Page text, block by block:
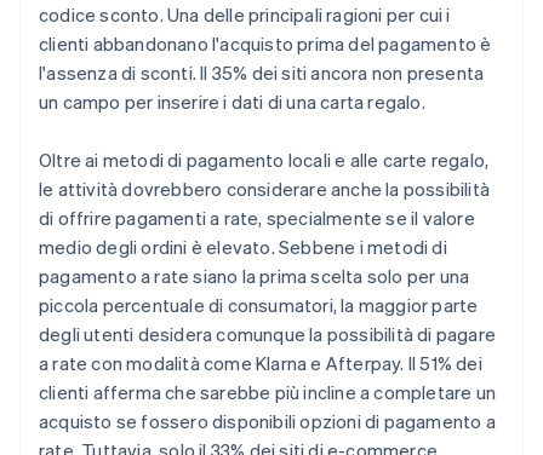
codice sconto. Una delle principali ragioni per cui i
clienti abbandonano l'acquisto prima del pagamento è
l'assenza di sconti. Il 35% dei siti ancora non presenta
un campo per inserire i dati di una carta regalo.
Oltre ai metodi di pagamento locali e alle carte regalo,
le attività dovrebbero considerare anche la possibilità
di offrire pagamenti a rate, specialmente se il valore
medio degli ordini è elevato. Sebbene i metodi di
pagamento a rate siano la prima scelta solo per una
piccola percentuale di consumatori, la maggior parte
degli utenti desidera comunque la possibilità di pagare
a rate con modalità come Klarna e Afterpay. Il 51% dei
clienti afferma che sarebbe più incline a completare un
acquisto se fossero disponibili opzioni di pagamento a